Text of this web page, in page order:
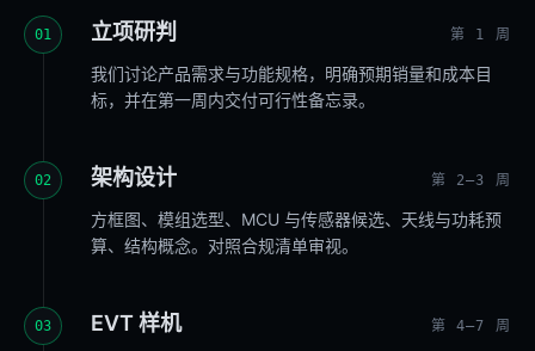
01 立项研判 第 1 周
我们讨论产品需求与功能规格，明确预期销量和成本目
标，并在第一周内交付可行性备忘录。
02 架构设计 第 2–3 周
方框图、模组选型、MCU 与传感器候选、天线与功耗预
算、结构概念。对照合规清单审视。
03 EVT 样机 第 4–7 周